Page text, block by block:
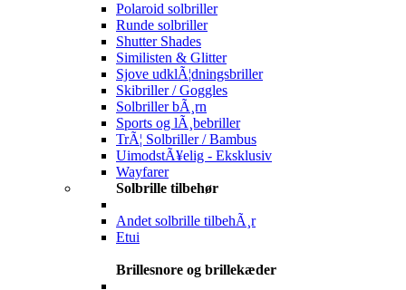
Polaroid solbriller
Runde solbriller
Shutter Shades
Similisten & Glitter
Sjove udklÃ¦dningsbriller
Skibriller / Goggles
Solbriller bÃ¸rn
Sports og lÃ¸bebriller
TrÃ¦ Solbriller / Bambus
UimodstÃ¥elig - Eksklusiv
Wayfarer
Solbrille tilbehør
Andet solbrille tilbehÃ¸r
Etui
Brillesnore og brillekæder